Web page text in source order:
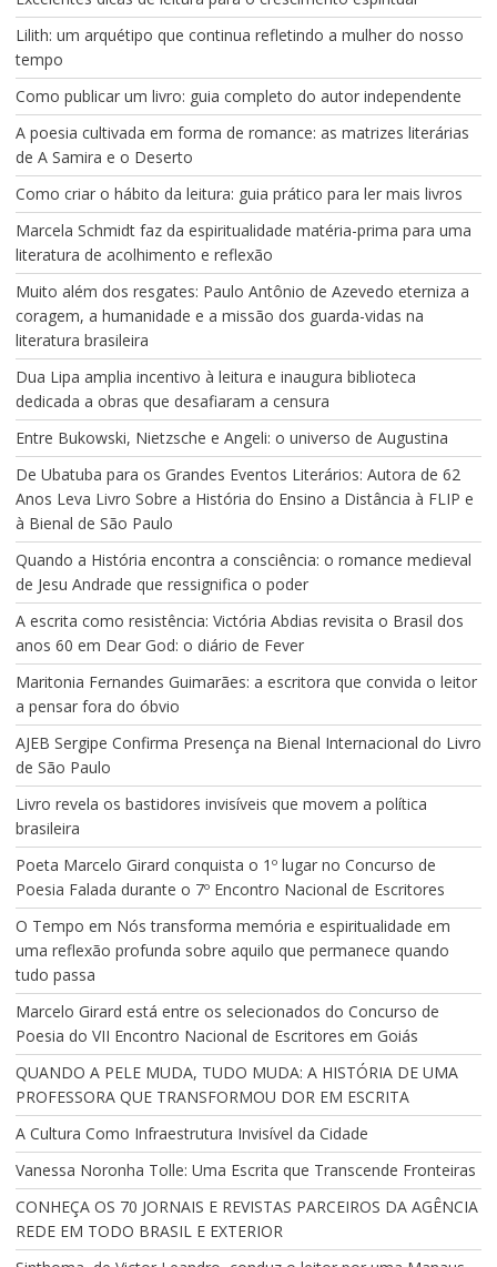
Lilith: um arquétipo que continua refletindo a mulher do nosso
tempo
Como publicar um livro: guia completo do autor independente
A poesia cultivada em forma de romance: as matrizes literárias
de A Samira e o Deserto
Como criar o hábito da leitura: guia prático para ler mais livros
Marcela Schmidt faz da espiritualidade matéria-prima para uma
literatura de acolhimento e reflexão
Muito além dos resgates: Paulo Antônio de Azevedo eterniza a
coragem, a humanidade e a missão dos guarda-vidas na
literatura brasileira
Dua Lipa amplia incentivo à leitura e inaugura biblioteca
dedicada a obras que desafiaram a censura
Entre Bukowski, Nietzsche e Angeli: o universo de Augustina
De Ubatuba para os Grandes Eventos Literários: Autora de 62
Anos Leva Livro Sobre a História do Ensino a Distância à FLIP e
à Bienal de São Paulo
Quando a História encontra a consciência: o romance medieval
de Jesu Andrade que ressignifica o poder
A escrita como resistência: Victória Abdias revisita o Brasil dos
anos 60 em Dear God: o diário de Fever
Maritonia Fernandes Guimarães: a escritora que convida o leitor
a pensar fora do óbvio
AJEB Sergipe Confirma Presença na Bienal Internacional do Livro
de São Paulo
Livro revela os bastidores invisíveis que movem a política
brasileira
Poeta Marcelo Girard conquista o 1º lugar no Concurso de
Poesia Falada durante o 7º Encontro Nacional de Escritores
O Tempo em Nós transforma memória e espiritualidade em
uma reflexão profunda sobre aquilo que permanece quando
tudo passa
Marcelo Girard está entre os selecionados do Concurso de
Poesia do VII Encontro Nacional de Escritores em Goiás
QUANDO A PELE MUDA, TUDO MUDA: A HISTÓRIA DE UMA
PROFESSORA QUE TRANSFORMOU DOR EM ESCRITA
A Cultura Como Infraestrutura Invisível da Cidade
Vanessa Noronha Tolle: Uma Escrita que Transcende Fronteiras
CONHEÇA OS 70 JORNAIS E REVISTAS PARCEIROS DA AGÊNCIA
REDE EM TODO BRASIL E EXTERIOR